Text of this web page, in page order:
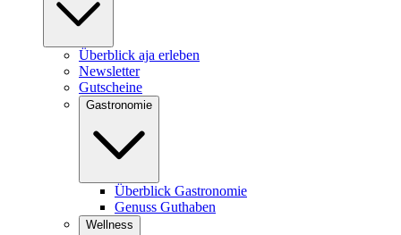
Überblick aja erleben
Newsletter
Gutscheine
Gastronomie
Überblick Gastronomie
Genuss Guthaben
Wellness